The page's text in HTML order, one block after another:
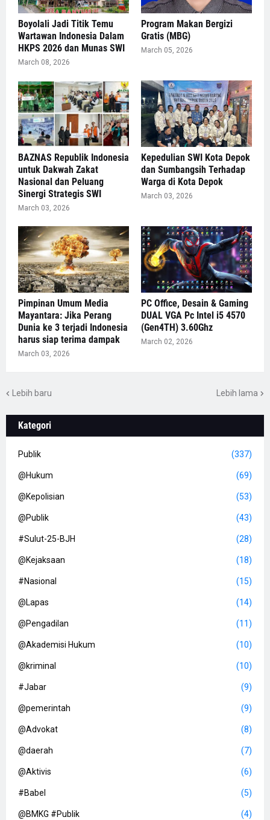
Boyolali Jadi Titik Temu
Wartawan Indonesia Dalam
HKPS 2026 dan Munas SWI
March 08, 2026
Program Makan Bergizi
Gratis (MBG)
March 05, 2026
BAZNAS Republik Indonesia
untuk Dakwah Zakat
Nasional dan Peluang
Sinergi Strategis SWI
March 03, 2026
Kepedulian SWI Kota Depok
dan Sumbangsih Terhadap
Warga di Kota Depok
March 03, 2026
Pimpinan Umum Media
Mayantara: Jika Perang
Dunia ke 3 terjadi Indonesia
harus siap terima dampak
March 03, 2026
PC Office, Desain & Gaming
DUAL VGA Pc Intel i5 4570
(Gen4TH) 3.60Ghz
March 02, 2026
Lebih baru Lebih lama
Kategori
Publik (337)
@Hukum (69)
@Kepolisian (53)
@Publik (43)
#Sulut-25-BJH (28)
@Kejaksaan (18)
#Nasional (15)
@Lapas (14)
@Pengadilan (11)
@Akademisi Hukum (10)
@kriminal (10)
#Jabar (9)
@pemerintah (9)
@Advokat (8)
@daerah (7)
@Aktivis (6)
#Babel (5)
@BMKG #Publik (4)